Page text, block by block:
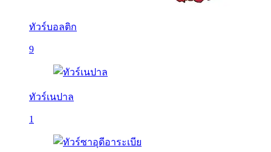
ทัวร์บอลติก
9
ทัวร์เนปาล
1